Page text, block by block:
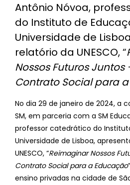
Antônio Nóvoa,
do Instituto de
Universidade de
relatório da UNESCO, “
Nossos Futuros
Contrato Social para
No dia 29 de janeiro de 2024, a
SM, em parceria com a SM
professor catedrático do
Universidade de Lisboa,
UNESCO, “Reimaginar Nossos
Contrato Social para a Educação
ensino privadas na cidade de